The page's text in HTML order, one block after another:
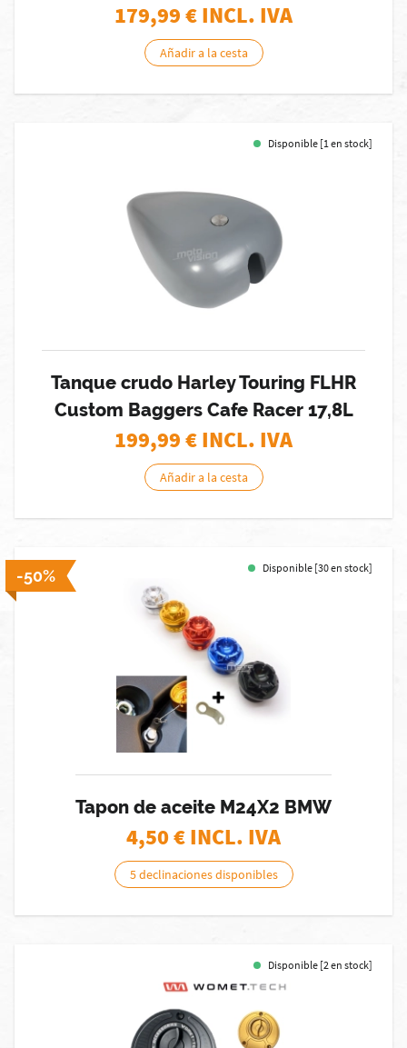
179,99€ INCL. IVA
Añadir a la cesta
Disponible [1 en stock]
Tanque crudo Harley Touring FLHR
Custom Baggers Cafe Racer 17,8L
199,99€ INCL. IVA
Añadir a la cesta
-50% Disponible [30 en stock]
Tapon de aceite M24X2 BMW
4,50€ INCL. IVA
5 declinaciones disponibles
Disponible [2 en stock]